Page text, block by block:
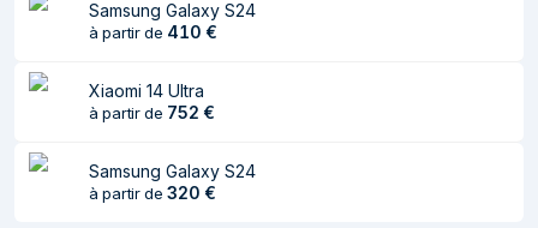
d'actualisation
Luminosité
d’affichage
maximum (HDR)
4000 cd/m²
Prise en charge
Oui
Samsung Galaxy S24
à partir de 410 €
Xiaomi 14 Ultra
à partir de 752 €
Samsung Galaxy S24
à partir de 320 €